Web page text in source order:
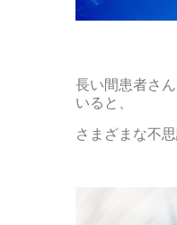
長い間患者さ
いると、
さまざまな不